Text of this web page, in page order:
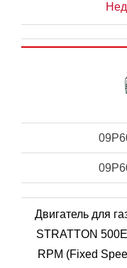
Двигатель для
STRATTON
RPM (Fixed